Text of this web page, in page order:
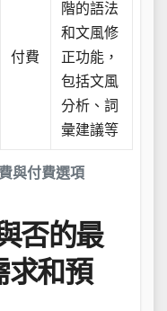
與付費選項
付費
階的語法
和文風修
正功能，
包括文風
分析、詞
彙建議等
否的最
求和預